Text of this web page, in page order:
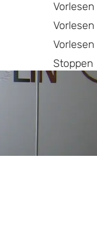
Vorlesen
Stoppen